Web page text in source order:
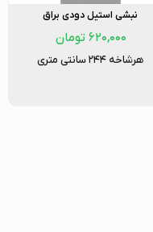
نبشی استیل دودی براق
۶۲۰,۰۰۰ تومان
هرشاخه ۲۴۴ سانتی متری